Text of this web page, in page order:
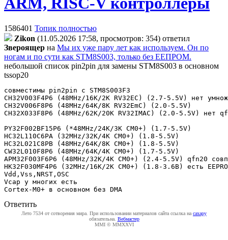
1586401 Топик полностью
Zikon (11.05.2026 17:58, просмотров: 354) ответил
Звepoящep на Мы их уже пару лет как используем. Он по
ногам и по сути как STM8S003, только без ЕЕПРОМ.
небольшой список pin2pin для замены STM8S003 в основном
tssop20
совместимы pin2pin с STM8S003F3
CH32V003F4P6 (48MHz/16K/2K RV32EC) (2.7-5.5V) нет
CH32V006F8P6 (48MHz/64K/8K RV32EmC) (2.0-5.5V)
CH32X033F8P6 (48MHz/62K/20K RV32IMAC) (2.0-5.5V) нет
PY32F002BF15P6 (*48MHz/24K/3K CM0+) (1.7-5.5V)
HC32L110C6PA (32MHz/32K/4K CM0+) (1.8-5.5V)
HC32L021C8PB (48MHz/64K/8K CM0+) (1.8-5.5V)
CW32L010F8P6 (48MHz/64K/4K CM0+) (1.7-5.5V)
APM32F003F6P6 (48MHz/32K/4K CM0+) (2.4-5.5V) qfn20
HK32F030MF4P6 (32MHz/16K/2K CM0+) (1.8-3.6В) есть
Vdd,Vss,NRST,OSC
Vcap у многих есть
Cortex-M0+ в основном без DMA
Ответить
Лето 7534 от сотворения мира. При использовании материалов сайта ссылка на caxapу
обязательна. Вебмастер
MMI © MMXXVI